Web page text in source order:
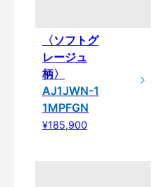
〈ソフトグ
レージュ
柄〉
AJ1JWN-1
1MPFGN
¥185,900